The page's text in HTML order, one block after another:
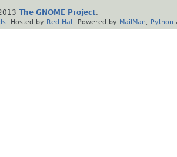
The GNOME Project.
. Hosted by Red Hat . Powered by MailMan Python